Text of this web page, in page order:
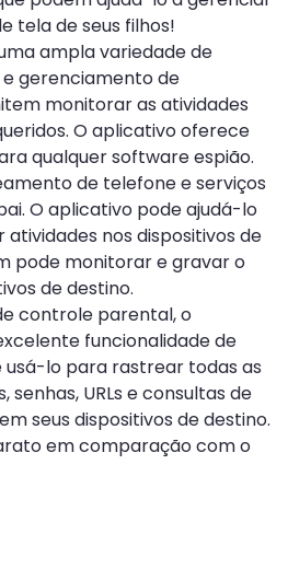
tela de seus filhos!
ampla variedade de
gerenciamento de
monitorar as atividades
O aplicativo oferece
qualquer software espião.
de telefone e serviços
O aplicativo pode ajudá-lo
nos dispositivos de
pode monitorar e gravar o
de destino.
controle parental, o
funcionalidade de
usá-lo para rastrear todas as
senhas, URLs e consultas de
seus dispositivos de destino.
em comparação com o